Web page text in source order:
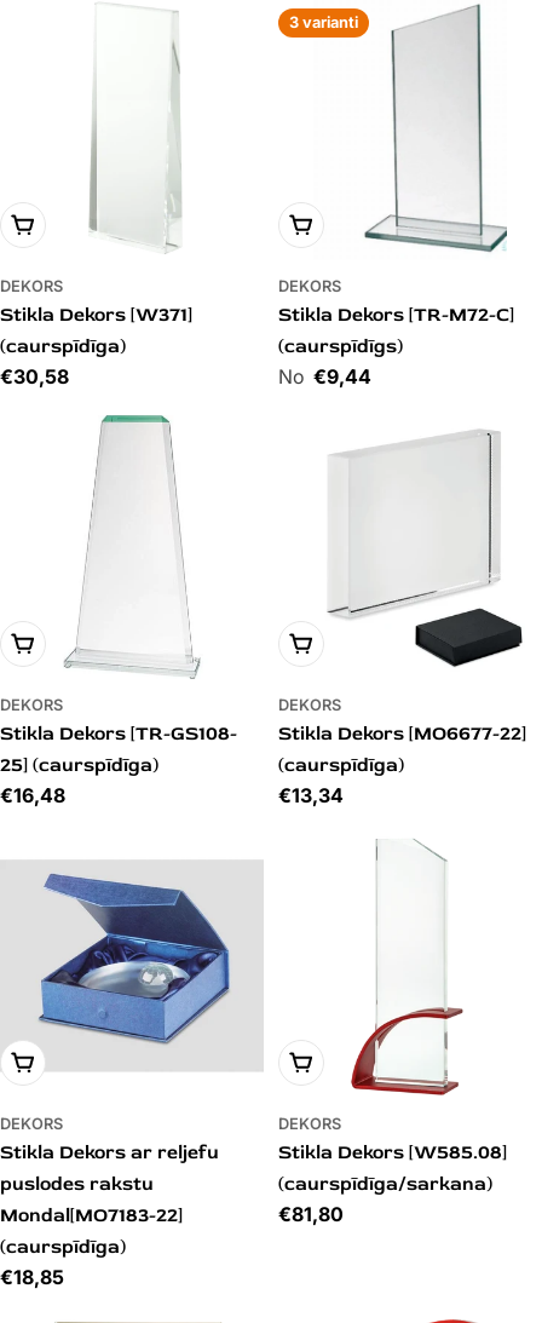
PIEVIENOT GROZAM
DEKORS
Stikla Dekors [W371]
(caurspīdīga)
Cena
€30,58
3 varianti
PIEVIENOT GROZAM
DEKORS
Stikla Dekors [TR-M72-C]
(caurspīdīgs)
Cena€9,44
PIEVIENOT GROZAM
DEKORS
Stikla Dekors [TR-GS108-
25] (caurspīdīga)
Cena
€16,48
PIEVIENOT GROZAM
DEKORS
Stikla Dekors [MO6677-22]
(caurspīdīga)
Cena
€13,34
PIEVIENOT GROZAM
DEKORS
Stikla Dekors ar reljefu
puslodes rakstu
Mondal[MO7183-22]
(caurspīdīga)
Cena
€18,85
PIEVIENOT GROZAM
DEKORS
Stikla Dekors [W585.08]
(caurspīdīga/sarkana)
Cena
€81,80